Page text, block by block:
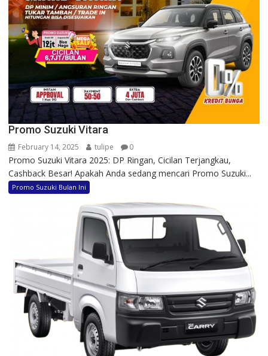
Promo Suzuki Vitara
February 14, 2025 tulipe 0
Promo Suzuki Vitara 2025: DP Ringan, Cicilan Terjangkau,
Cashback Besar! Apakah Anda sedang mencari Promo Suzuki...
Promo Suzuki Bulan Ini